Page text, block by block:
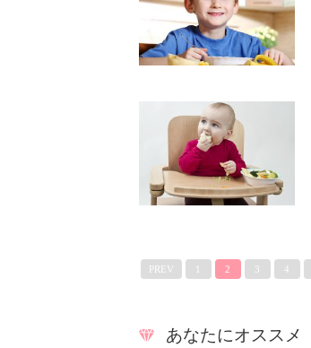
PREV 1 2 3 4
あなたにオススメ